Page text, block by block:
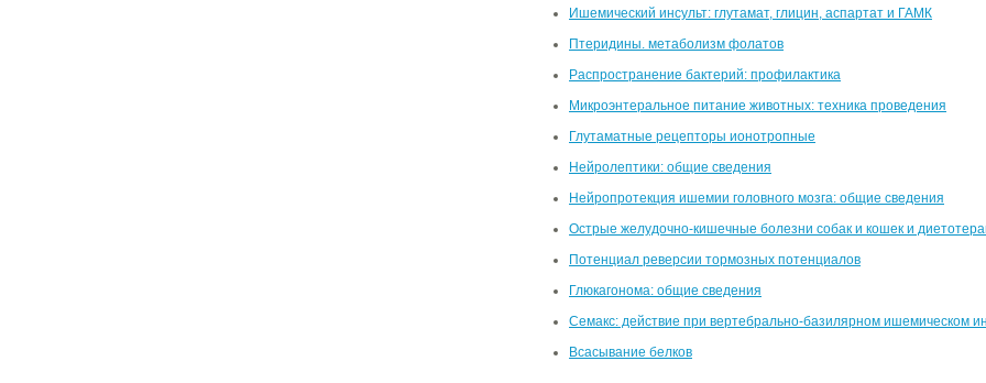
Ишемический инсульт: глутамат, глицин, аспартат и ГАМК
Птеридины. метаболизм фолатов
Распространение бактерий: профилактика
Микроэнтеральное питание животных: техника проведения
Глутаматные рецепторы ионотропные
Нейролептики: общие сведения
Нейропротекция ишемии головного мозга: общие сведения
Острые желудочно-кишечные болезни собак и кошек и
Потенциал реверсии тормозных потенциалов
Глюкагонома: общие сведения
Семакс: действие при вертебрально-базилярном ишемическом
Всасывание белков